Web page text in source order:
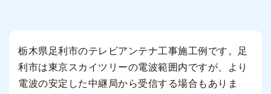
栃木県足利市のテレビアンテナ工事施工例です。足
利市は東京スカイツリーの電波範囲内ですが、より
電波の安定した中継局から受信する場合もありま